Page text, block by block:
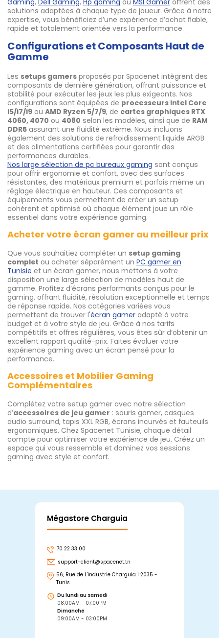
solutions adaptées à chaque type de joueur. Grâce à notre
expertise, vous bénéficiez d’une expérience d’achat fiable,
rapide et totalement orientée vers la performance.
Configurations et Composants Haut de
Gamme
Les setups gamers proposés par Spacenet intègrent des
composants de dernière génération, offrant puissance et
stabilité pour exécuter les jeux les plus exigeants. Nos
configurations sont équipées de processeurs Intel Core
i5/i7/i9 ou AMD Ryzen 5/7/9, de cartes graphiques RTX
4060, 4070 ou 4080 selon les modèles, ainsi que de RAM
DDR5 assurant une fluidité extrême. Nous incluons
également des solutions de refroidissement liquide ARGB
et des alimentations certifiées pour garantir des
performances durables.
Nos large sélection de pc bureaux gaming sont conçus
pour offrir ergonomie et confort, avec des surfaces
résistantes, des matériaux premium et parfois même un
réglage électrique en hauteur. Ces composants et
équipements vous permettent de créer un setup
cohérent et optimisé où chaque élément joue un rôle
essentiel dans votre expérience gaming.
Acheter votre écran gamer au meilleur prix
Que vous souhaitiez compléter un setup gaming
complet ou acheter séparément un PC gamer en
Tunisie et un écran gamer, nous mettons à votre
disposition une large sélection de modèles haut de
gamme. Profitez d’écrans performants conçus pour le
gaming, offrant fluidité, résolution exceptionnelle et temps
de réponse rapide. Nos catégories variées vous
permettent de trouver l'écran gamer adapté à votre
budget et à votre style de jeu. Grâce à nos tarifs
compétitifs et offres régulières, vous êtes sûr d’obtenir un
excellent rapport qualité-prix. Faites évoluer votre
expérience gaming avec un écran pensé pour la
performance.
Accessoires et Mobilier Gaming
Complémentaires
Complétez votre setup gamer avec notre sélection
d’accessoires de jeu gamer : souris gamer, casques
audio surround, tapis XXL RGB, écrans incurvés et fauteuils
ergonomiques. Chez Spacenet Tunisie, chaque détail
compte pour optimiser votre expérience de jeu. Créez un
espace qui vous ressemble et dominez vos sessions
gaming avec style et confort.
Mégastore Charguia
70 22 33 00
support-client@spacenet.tn
56, Rue de L'industrie Charguia I 2035 -
Tunis
Du lundi au samedi
08:00AM - 07:00PM
Dimanche
09:00AM - 03:00PM